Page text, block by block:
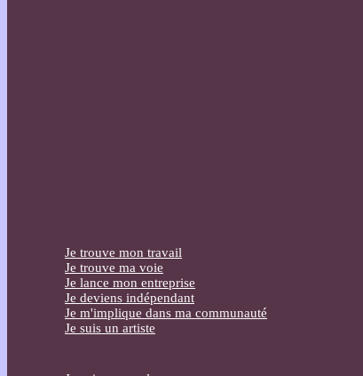
Je trouve mon travail
Je trouve ma voie
Je lance mon entreprise
Je deviens indépendant
Je m'implique dans ma communauté
Je suis un artiste